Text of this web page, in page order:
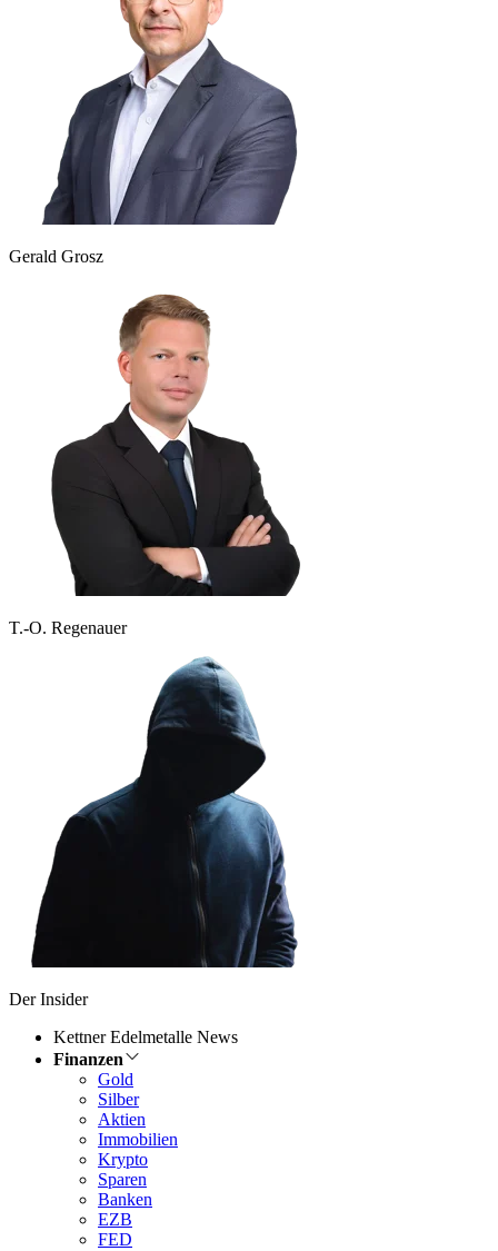
Gerald Grosz
T.-O. Regenauer
Der Insider
Kettner Edelmetalle News
Finanzen
Gold
Silber
Aktien
Immobilien
Krypto
Sparen
Banken
EZB
FED